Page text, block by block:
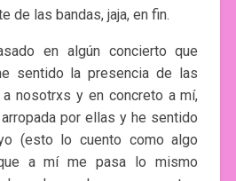
de las bandas, jaja, en fin.
en algún concierto que
sentido la presencia de las
nosotrxs y en concreto a mí,
por ellas y he sentido
(esto lo cuento como algo
a mí me pasa lo mismo